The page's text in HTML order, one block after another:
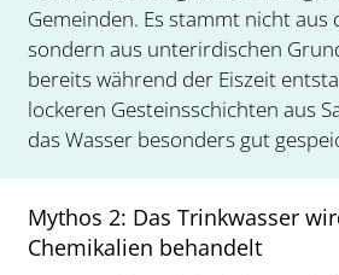
Gemeinden. Es stammt nicht aus
sondern aus unterirdischen
bereits während der Eiszeit
lockeren Gesteinsschichten aus
das Wasser besonders gut
Mythos 2: Das Trinkwasser
Chemikalien behandelt